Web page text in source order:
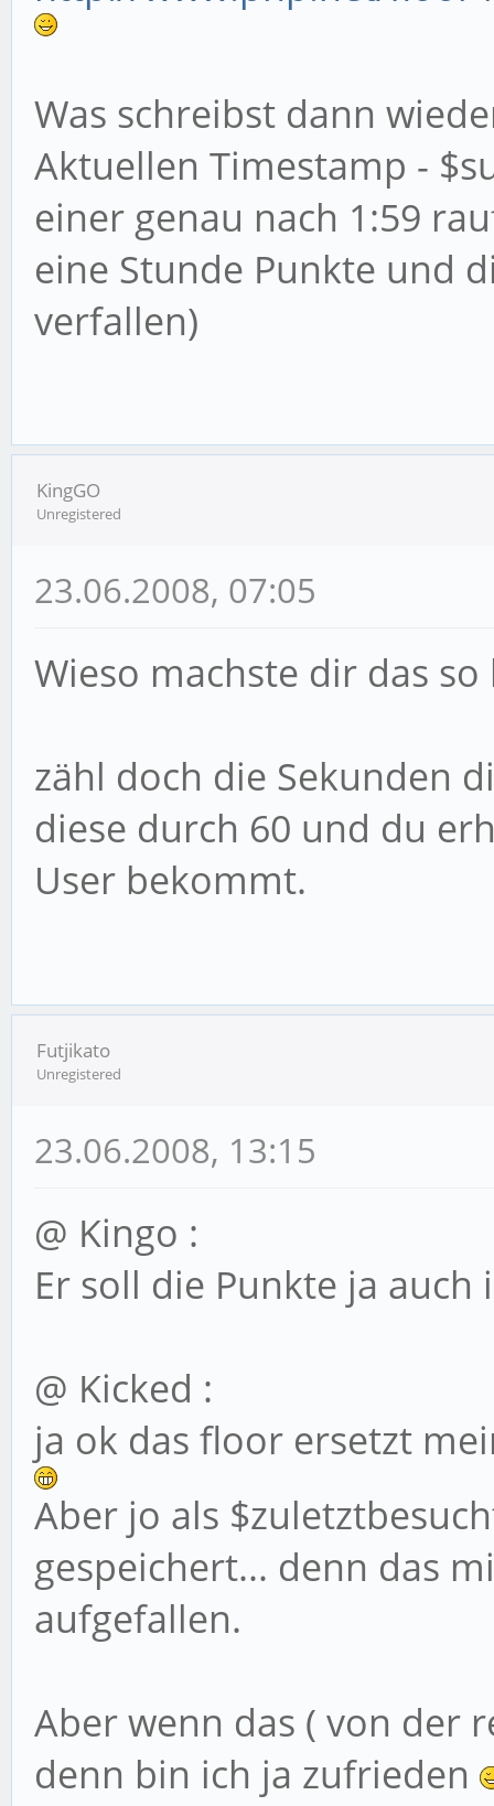
Was schreibst dann
Aktuellen Timestamp -
einer genau nach 1:59
eine Stunde Punkte und
verfallen)
KingGO
Unregistered
23.06.2008, 07:05
Wieso machste dir das
zähl doch die Sekunden
diese durch 60 und du
User bekommt.
Futjikato
Unregistered
23.06.2008, 13:15
@ Kingo :
Er soll die Punkte ja
@ Kicked :
ja ok das floor ersetzt
Aber jo als
gespeichert... denn das
aufgefallen.
Aber wenn das ( von der
denn bin ich ja zufrieden